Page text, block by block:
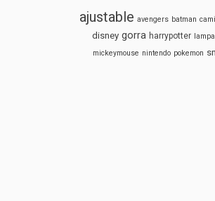
ajustable avengers batman
disney gorra harrypotter
mickeymouse nintendo pokemon